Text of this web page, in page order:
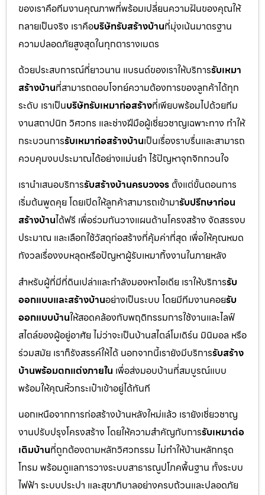
ของเราคือทีมงานคุณภาพที่พร้อมเปลี่ยนความฝันของคุณให้
กลายเป็นจริง เราคือบริษัทรับสร้างบ้านที่มุ่งเน้นมาตรฐาน
ความปลอดภัยสูงสุดในทุกตารางเมตร
ด้วยประสบการณ์ที่ยาวนาน แบรนด์ของเราให้บริการรับเหมา
สร้างบ้านที่สามารถตอบโจทย์ความต้องการของลูกค้าได้ทุก
ระดับ เราเป็นบริษัทรับเหมาก่อสร้างที่เพียบพร้อมไปด้วยทีม
งานสถาปนิก วิศวกร และช่างฝีมือผู้เชี่ยวชาญเฉพาะทาง ทำให้
กระบวนการรับเหมาก่อสร้างบ้านเป็นเรื่องราบรื่นและสามารถ
ควบคุมงบประมาณได้อย่างแม่นยำ ไร้ปัญหาจุกจิกกวนใจ
เรานำเสนอบริการรับสร้างบ้านครบวงจร ตั้งแต่ขั้นตอนการ
เริ่มต้นพูดคุย โดยเปิดให้ลูกค้าสามารถเข้ามารับปรึกษาก่อน
สร้างบ้านได้ฟรี เพื่อร่วมกันวางแผนด้านโครงสร้าง จัดสรรงบ
ประมาณ และเลือกใช้วัสดุก่อสร้างที่คุ้มค่าที่สุด เพื่อให้คุณหมด
กังวลเรื่องงบหลุดหรือปัญหาผู้รับเหมาทิ้งงานในภายหลัง
สำหรับผู้ที่มีที่ดินเปล่าและกำลังมองหาไอเดีย เราให้บริการรับ
ออกแบบและสร้างบ้านอย่างเป็นระบบ โดยมีทีมงานคอยรับ
ออกแบบบ้านให้สอดคล้องกับพฤติกรรมการใช้งานและไลฟ์
สไตล์ของผู้อยู่อาศัย ไม่ว่าจะเป็นบ้านสไตล์โมเดิร์น มินิมอล หรือ
ร่วมสมัย เราก็รังสรรค์ให้ได้ นอกจากนี้เรายังมีบริการรับสร้าง
บ้านพร้อมตกแต่งภายใน เพื่อส่งมอบบ้านที่สมบูรณ์แบบ
พร้อมให้คุณหิ้วกระเป๋าเข้าอยู่ได้ทันที
นอกเหนือจากการก่อสร้างบ้านหลังใหม่แล้ว เรายังเชี่ยวชาญ
งานปรับปรุงโครงสร้าง โดยให้ความสำคัญกับการรับเหมาต่อ
เติมบ้านที่ถูกต้องตามหลักวิศวกรรม ไม่ทำให้บ้านหลักทรุด
โทรม พร้อมดูแลการวางระบบสาธารณูปโภคพื้นฐาน ทั้งระบบ
ไฟฟ้า ระบบประปา และสุขาภิบาลอย่างครบถ้วนและปลอดภัย